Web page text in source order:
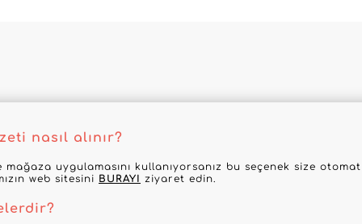
nasıl alınır?
uygulamasını kullanıyorsanız bu seçenek size
web sitesini BURAYI ziyaret edin.